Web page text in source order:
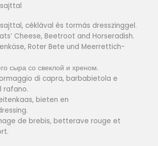
céklával és tormás dresszinggel.
Cheese, Beetroot and Horseradish.
Roter Bete und Meerrettich-
сыра со свеклой и хреном.
di capra, barbabietola e
rafano.
bieten en
de brebis, betterave rouge et